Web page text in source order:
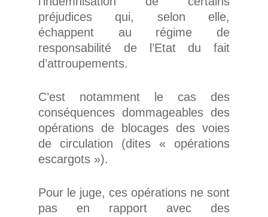
préjudices qui, selon elle,
échappent au régime de
responsabilité de l’Etat du fait
d’attroupements.
C’est notamment le cas des
conséquences dommageables des
opérations de blocages des voies
de circulation (dites « opérations
escargots »).
Pour le juge, ces opérations ne sont
pas en rapport avec des